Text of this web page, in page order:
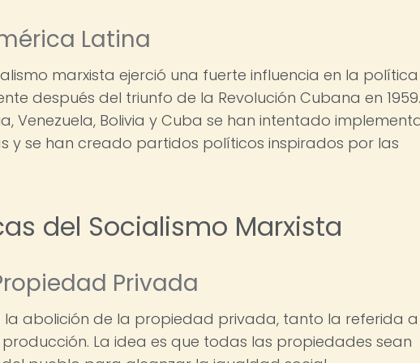
Latina
marxista ejerció una fuerte influencia en la política
después del triunfo de la Revolución Cubana en 1959.
Venezuela, Bolivia y Cuba se han intentado
y se han creado partidos políticos inspirados por las
del Socialismo Marxista
Privada
la abolición de la propiedad privada, tanto la referida
La idea es que todas las propiedades sean